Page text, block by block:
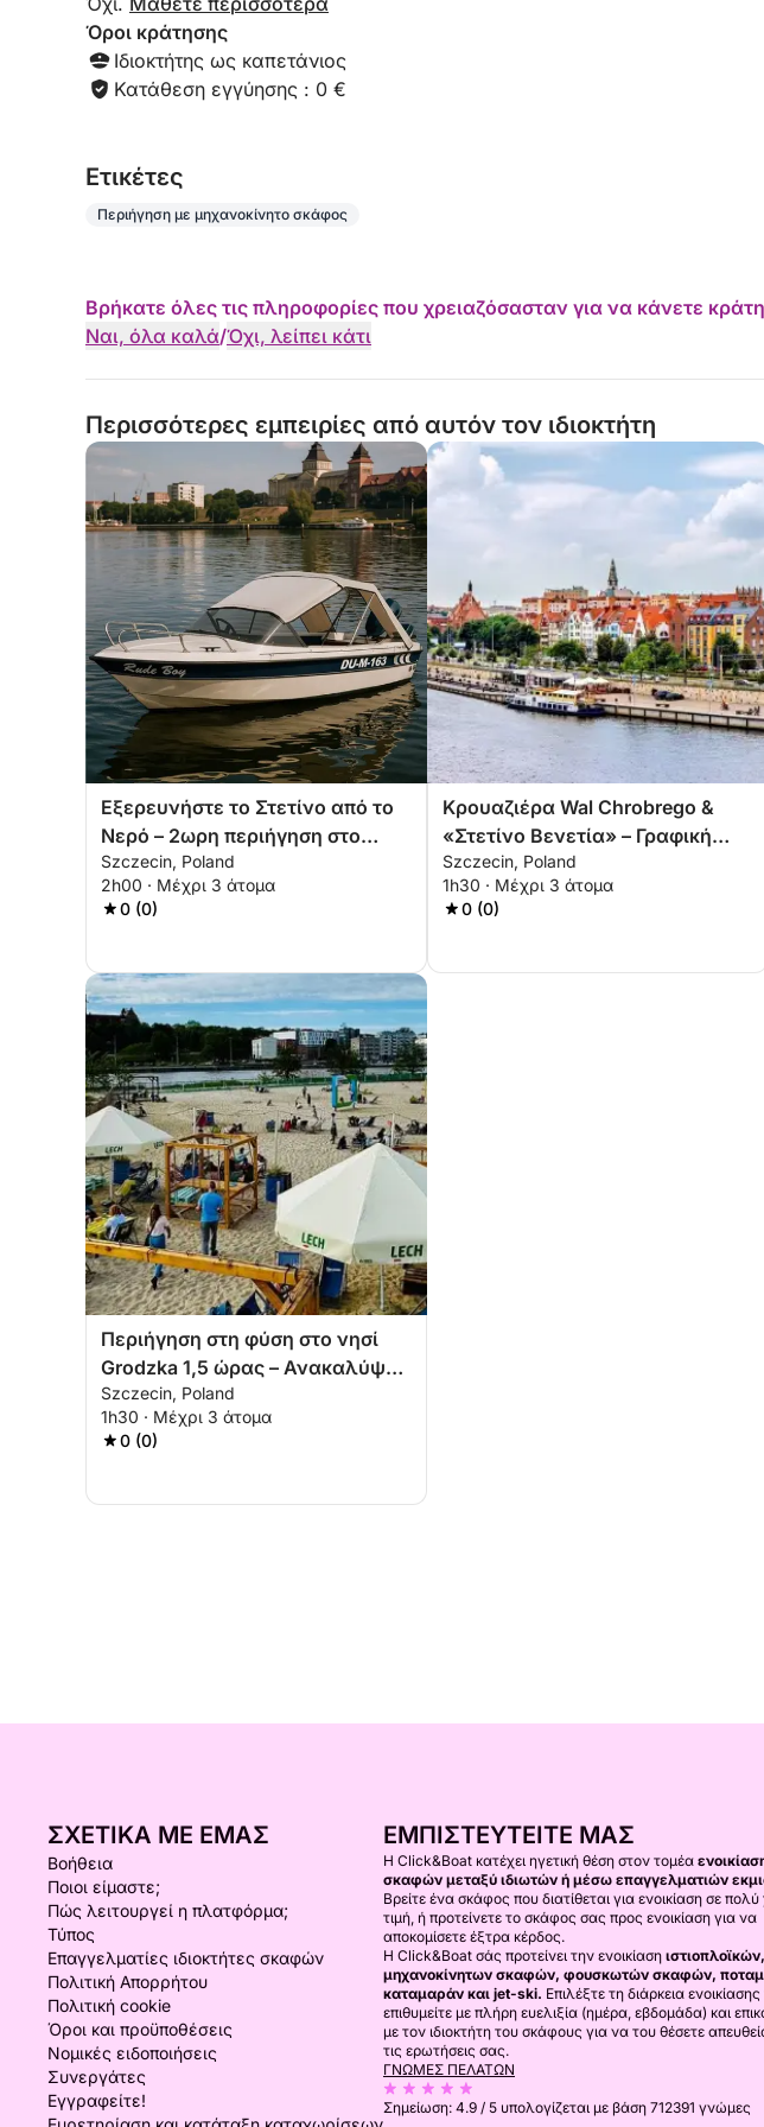
και του πικνίκ δίπλα στο νερό — μια εμπειρία που θα θέλετε να
Όροι κράτησης
Ιδιοκτήτης ως καπετάνιος
Κατάθεση εγγύησης : 0 €
Eτικέτες
Περιήγηση με μηχανοκίνητο σκάφος
Βρήκατε όλες τις πληροφορίες που χρειαζόσασταν για να κάνετε
Ναι, όλα καλά/Όχι, λείπει κάτι
Περισσότερες εμπειρίες από αυτόν τον ιδιοκτήτη
Εξερευνήστε το Στετίνο από το
Νερό – 2ωρη περιήγηση στο
Κάστρο και το Νησί
Szczecin, Poland
2h00 · Μέχρι 3 άτομα
0 (0)
Κρουαζιέρα Wal Chrobrego &
«Στετίνο Βενετία» – Γραφική
εμπειρία 1,5 ώρας
Szczecin, Poland
1h30 · Μέχρι 3 άτομα
0 (0)
Περιήγηση στη φύση στο νησί
Grodzka 1,5 ώρας – Ανακαλύψτε
την άγρια πλευρά του Szczecin
Szczecin, Poland
1h30 · Μέχρι 3 άτομα
0 (0)
ΣΧΕΤΙΚΆ ΜΕ ΕΜΆΣ
Βοήθεια
Ποιοι είμαστε;
Πώς λειτουργεί η πλατφόρμα;
Τύπος
Επαγγελματίες ιδιοκτήτες σκαφών
Πολιτική Απορρήτου
Πολιτική cookie
Όροι και προϋποθέσεις
Νομικές ειδοποιήσεις
Συνεργάτες
Εγγραφείτε!
ΕΜΠΙΣΤΕΥΤΕΊΤΕ ΜΑΣ
Η Click&Boat κατέχει ηγετική θέση στον τομέα
σκαφών μεταξύ ιδιωτών ή μέσω επαγγελματιών
Βρείτε ένα σκάφος που διατίθεται για ενοικίαση σε
τιμή, ή προτείνετε το σκάφος σας προς ενοικίαση για να
αποκομίσετε έξτρα κέρδος.
Η Click&Boat σάς προτείνει την ενοικίαση ιστιοπλοϊκών,
μηχανοκίνητων σκαφών, φουσκωτών σκαφών,
καταμαράν και jet-ski. Επιλέξτε τη διάρκεια
επιθυμείτε με πλήρη ευελιξία (ημέρα, εβδομάδα) και
με τον ιδιοκτήτη του σκάφους για να του θέσετε
τις ερωτήσεις σας.
ΓΝΏΜΕΣ ΠΕΛΑΤΏΝ
Σημείωση: 4.9 / 5 υπολογίζεται με βάση 712391 γνώμες